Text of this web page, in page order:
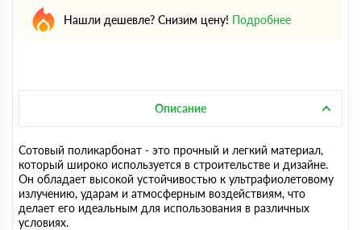
Нашли дешевле? Снизим цену! Подробнее
Описание
Сотовый поликарбонат - это прочный и легкий материал,
который широко используется в строительстве и дизайне.
Он обладает высокой устойчивостью к ультрафиолетовому
излучению, ударам и атмосферным воздействиям, что
делает его идеальным для использования в различных
условиях.